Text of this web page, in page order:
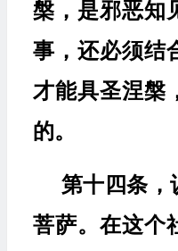
槃，是邪恶知
事，还必须结
才能具圣涅槃
的。
第十四条，
菩萨。在这个